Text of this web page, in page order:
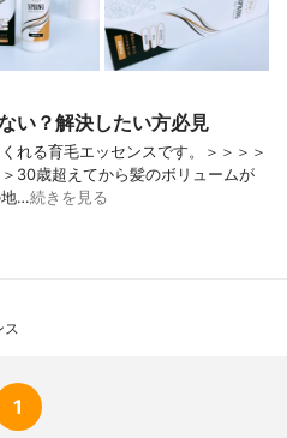
い？解決したい方必見
れる育毛エッセンスです。＞＞＞＞
30歳超えてから髪のボリュームが
地…続きを見る
ス
1